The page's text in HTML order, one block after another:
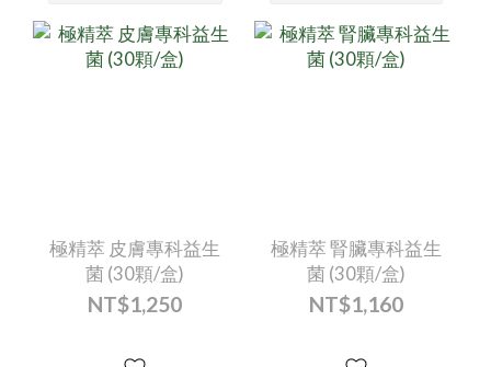
極精萃 皮膚專科益生
菌 (30顆/盒)
NT$1,250
極精萃 腎臟專科益生
菌 (30顆/盒)
NT$1,160